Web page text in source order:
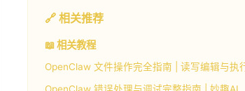
🔗 相关推荐
📖 相关教程
OpenClaw 文件操作完全指南 | 读写编辑与执